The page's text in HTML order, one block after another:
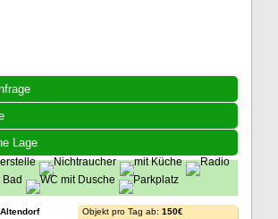
Lage
Objekt pro Tag ab: 150€